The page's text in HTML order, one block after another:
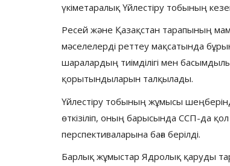
үкіметаралық Үйлестіру тобының
Ресей және Қазақстан тарапының
мәселелерді реттеу мақсатында
шаралардың тиімділігі мен
қорытындыларын талқылады.
Үйлестіру тобының жұмысы
өткізіліп, оның барысында ССП-да
перспективаларына баға берілді.
Барлық жұмыстар Ядролық қаруды